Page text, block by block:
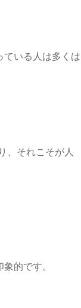
ている人は多くは
、それこそが人
的です。